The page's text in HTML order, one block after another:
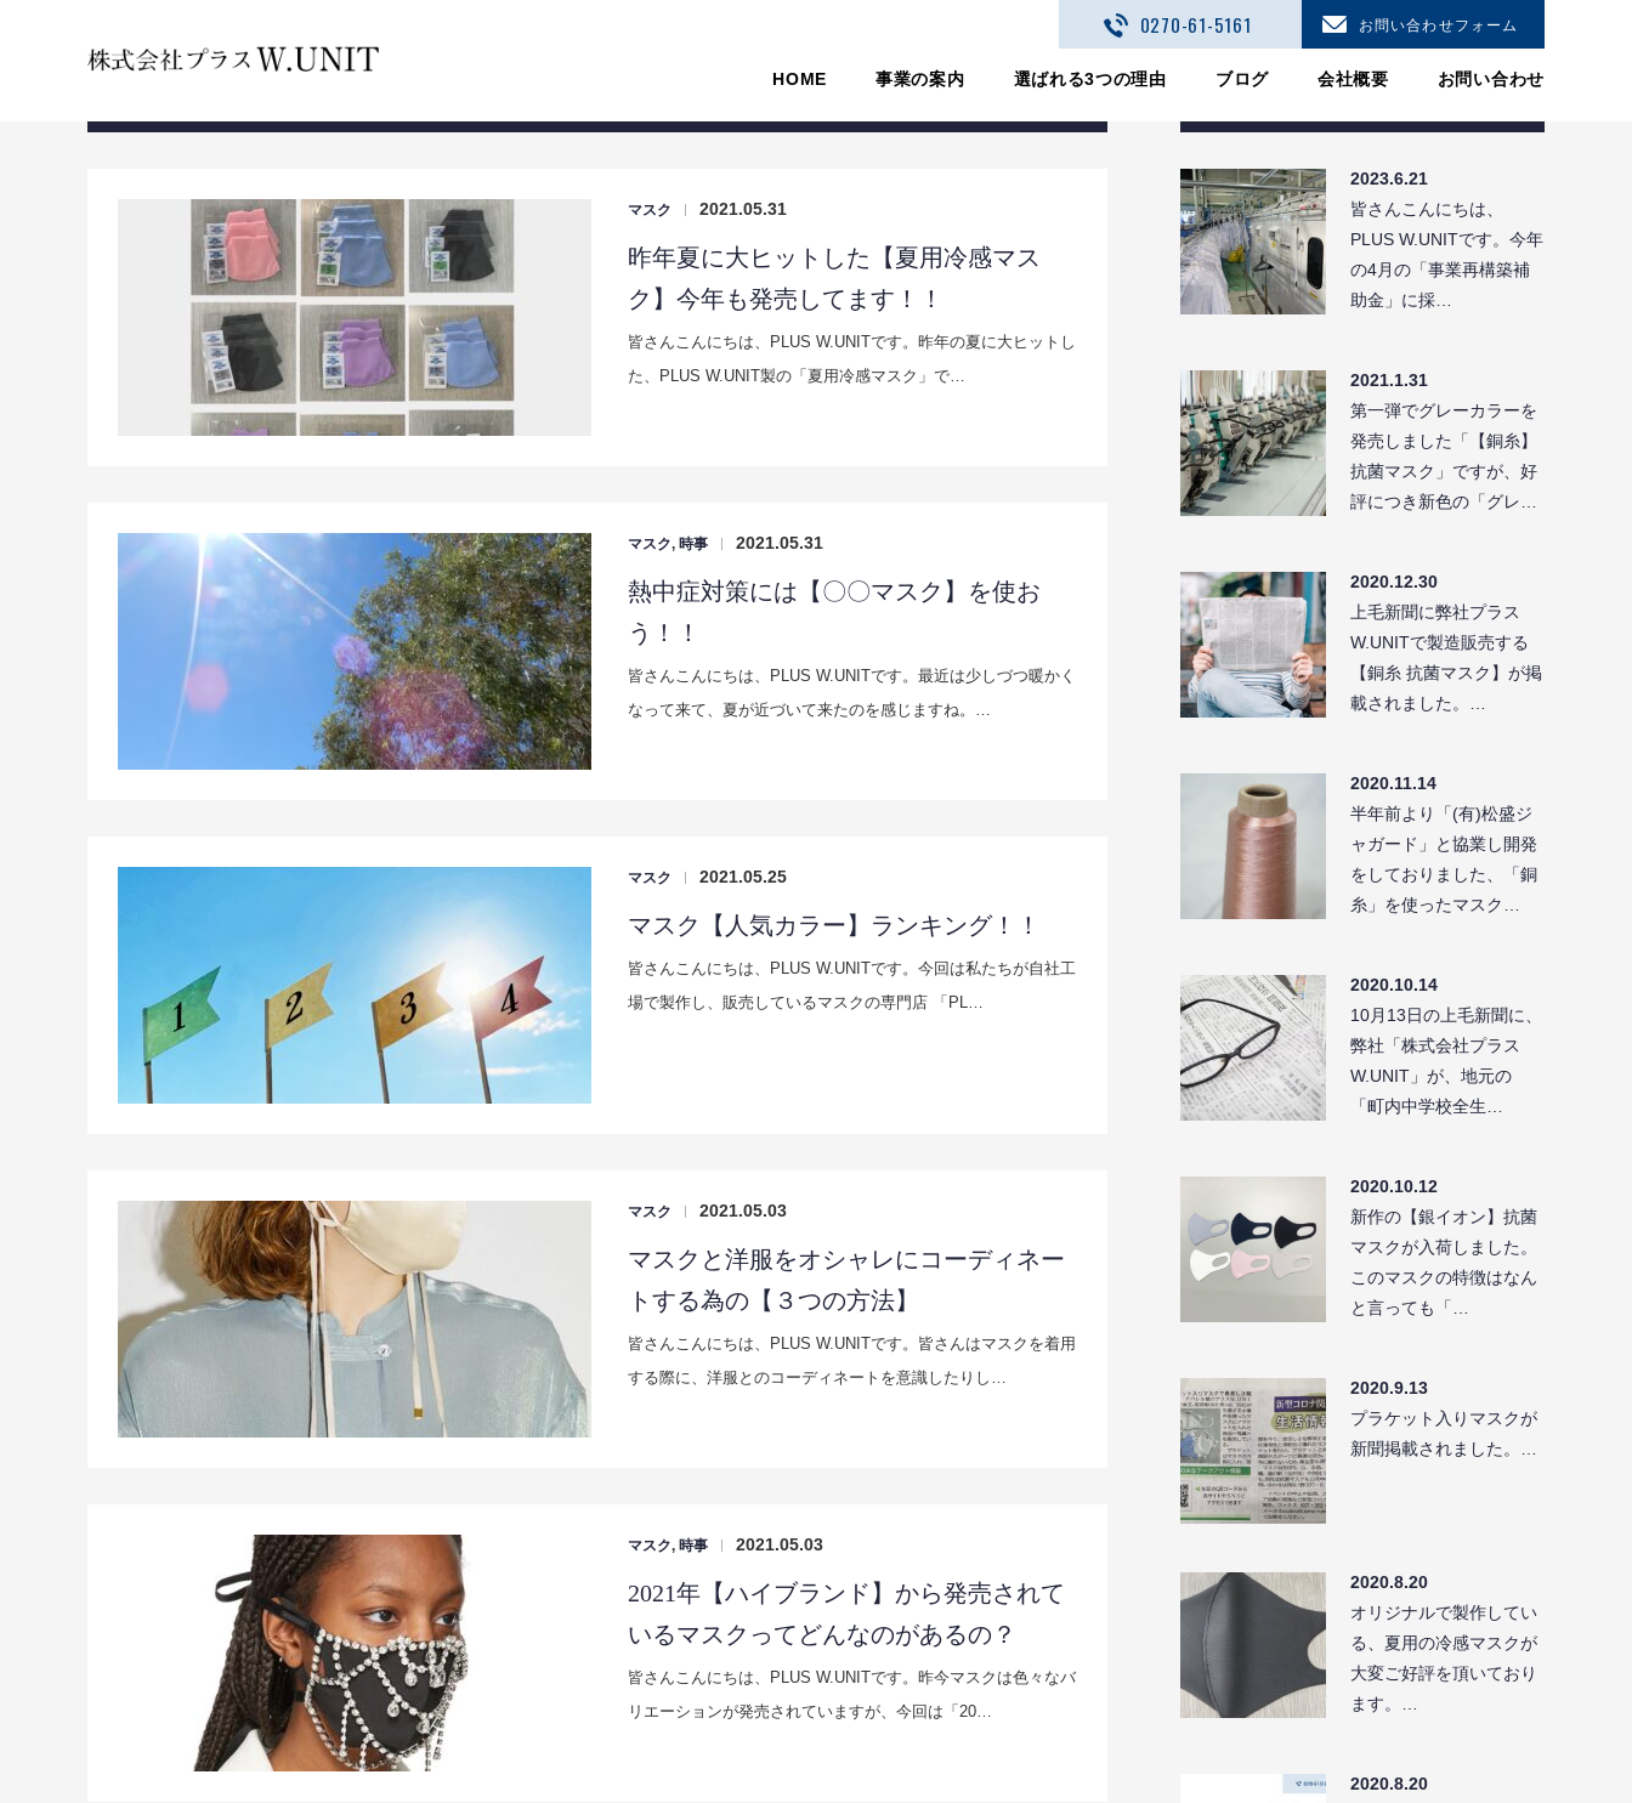
0270-61-5161 お問い合わせフォーム
HOME 事業の案内 選ばれる3つの理由 ブログ 会社概要 お問い合わせ
マスク | 2021.05.31
昨年夏に大ヒットした【夏用冷感マス
ク】今年も発売してます！！
皆さんこんにちは、PLUS W.UNITです。昨年の夏に大ヒットし
た、PLUS W.UNIT製の「夏用冷感マスク」で…
マスク, 時事 | 2021.05.31
熱中症対策には【〇〇マスク】を使お
う！！
皆さんこんにちは、PLUS W.UNITです。最近は少しづつ暖かく
なって来て、夏が近づいて来たのを感じますね。…
マスク | 2021.05.25
マスク【人気カラー】ランキング！！
皆さんこんにちは、PLUS W.UNITです。今回は私たちが自社工
場で製作し、販売しているマスクの専門店 「PL…
マスク | 2021.05.03
マスクと洋服をオシャレにコーディネー
トする為の【３つの方法】
皆さんこんにちは、PLUS W.UNITです。皆さんはマスクを着用
する際に、洋服とのコーディネートを意識したりし…
マスク, 時事 | 2021.05.03
2021年【ハイブランド】から発売されて
いるマスクってどんなのがあるの？
皆さんこんにちは、PLUS W.UNITです。昨今マスクは色々なバ
リエーションが発売されていますが、今回は「20…
2023.6.21
皆さんこんにちは、
PLUS W.UNITです。今年
の4月の「事業再構築補
助金」に採…
2021.1.31
第一弾でグレーカラーを
発売しました「【銅糸】
抗菌マスク」ですが、好
評につき新色の「グレ…
2020.12.30
上毛新聞に弊社プラス
W.UNITで製造販売する
【銅糸 抗菌マスク】が掲
載されました。…
2020.11.14
半年前より「(有)松盛ジ
ャガード」と協業し開発
をしておりました、「銅
糸」を使ったマスク…
2020.10.14
10月13日の上毛新聞に、
弊社「株式会社プラス
W.UNIT」が、地元の
「町内中学校全生…
2020.10.12
新作の【銀イオン】抗菌
マスクが入荷しました。
このマスクの特徴はなん
と言っても「…
2020.9.13
プラケット入りマスクが
新聞掲載されました。…
2020.8.20
オリジナルで製作してい
る、夏用の冷感マスクが
大変ご好評を頂いており
ます。…
2020.8.20